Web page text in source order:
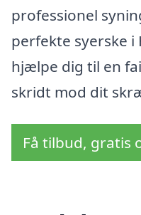
professionel
perfekte syerske i
hjælpe dig til en
skridt mod dit
Få tilbud, gratis